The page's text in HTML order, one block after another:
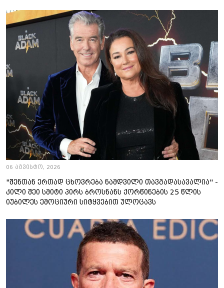
06 აგვისტო, 2026
"შენთან ერთად ცხოვრება ნამდვილი თავგადასავალია" -
კილი შეი სმიტი პირს ბროსნანს ქორწინების 25 წლის
იუბილეს ემოციური სიტყვებით ულოცავს